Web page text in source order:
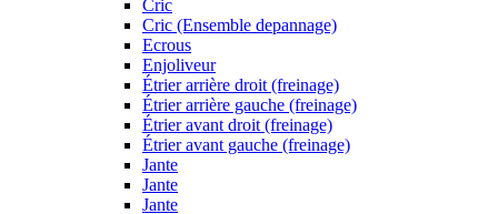
Cric
Cric (Ensemble depannage)
Ecrous
Enjoliveur
Étrier arrière droit (freinage)
Étrier arrière gauche (freinage)
Étrier avant droit (freinage)
Étrier avant gauche (freinage)
Jante
Jante
Jante